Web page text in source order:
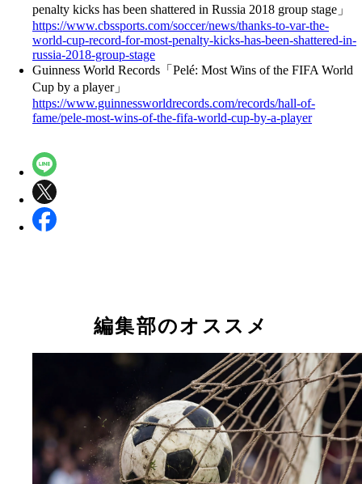
penalty kicks has been shattered in Russia 2018 group stage」
https://www.cbssports.com/soccer/news/thanks-to-var-the-
world-cup-record-for-most-penalty-kicks-has-been-shattered-in-
russia-2018-group-stage
Guinness World Records「Pelé: Most Wins of the FIFA World
Cup by a player」
https://www.guinnessworldrecords.com/records/hall-of-
fame/pele-most-wins-of-the-fifa-world-cup-by-a-player
編集部のオススメ